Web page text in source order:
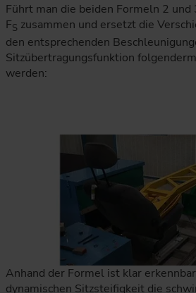
Führt man die beiden Formeln 2
FS zusammen und ersetzt die
den entsprechenden
Sitzübertragungsfunktion
werden:
Anhand der Formel ist klar
dynamischen Sitzsteifigkeit die